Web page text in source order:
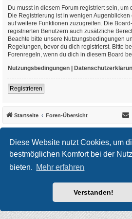
Diese Website nutzt Cookies, um
bestmöglichen Komfort bei der
bieten. Mehr erfahren
Verstanden!
Du musst in diesem Forum registriert sein, um
Die Registrierung ist in wenigen Augenblicken
auf weitere Funktionen zuzugreifen. Die
registrierten Benutzern auch zusätzliche
Beachte bitte unsere Nutzungsbedingungen
Regelungen, bevor du dich registrierst. Bitte
Forenregeln, wenn du dich in diesem Board
Nutzungsbedingungen |
Registrieren
Startseite Foren-Übersicht
Updated to 3.3.x by
*Style version:
Powered byphpBB ® Forum
Datenschutz